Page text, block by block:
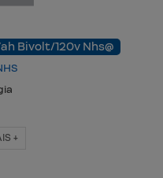
Bivolt/120v Nhs@
+